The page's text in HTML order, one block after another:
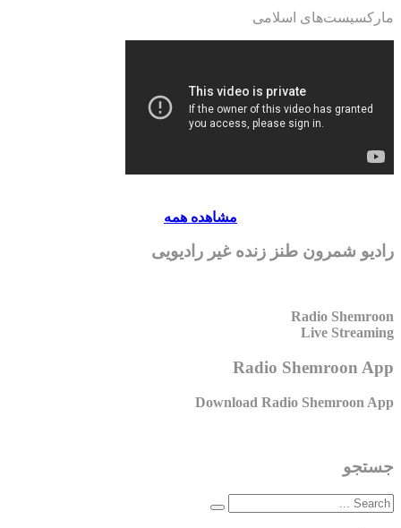
مارکسیست‌های اسلامی
مشاهده همه
رادیو شمرون طنز زنده غیر رادیویی
Radio Shemroon
Live Streaming
Radio Shemroon App
Download Radio Shemroon App
جستجو